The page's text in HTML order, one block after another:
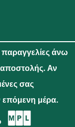
παραγγελίες άνω
αποστολής. Αν
σας
επόμενη μέρα.